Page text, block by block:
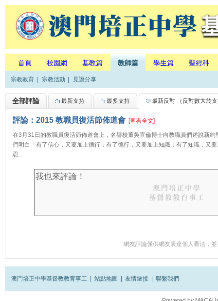
首頁 校園網 基教篇 教師篇 學生篇 聖經科
宗教教育 宗教活動 見證分享
全部評論 最新支持 最多支持 最新反對 （反對數大於
評論：2015 教職員復活節佈道會 [查看全文]
在3月31日的教職員復活節佈道會上，名譽校董吳宣倫博士向教職員們述說新
們明白「有了信心，又要加上德行；有了德行，又要加上知識；有了知識，又
忍...
網友評論僅供網友表達個人看法，
澳門培正中學基督教教育事工 站點地圖 友情鏈接 聯繫我們